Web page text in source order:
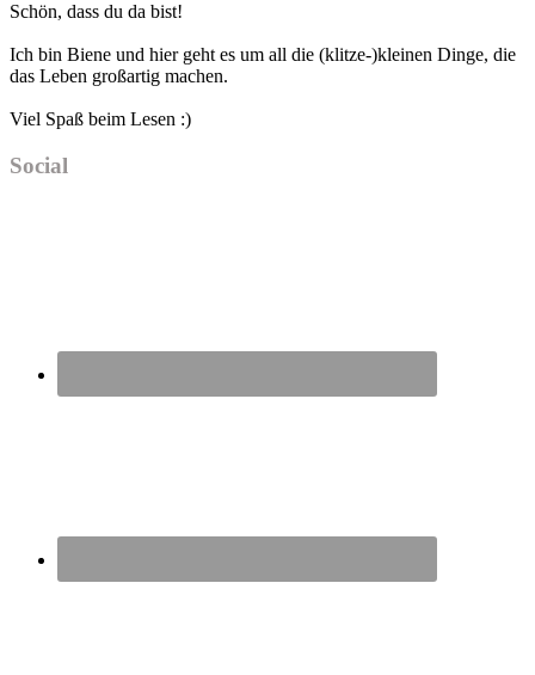
Sidebar
Schön, dass du da bist!
Ich bin Biene und hier geht es um all die (klitze-)kleinen Dinge, die
das Leben großartig machen.
Viel Spaß beim Lesen :)
Social